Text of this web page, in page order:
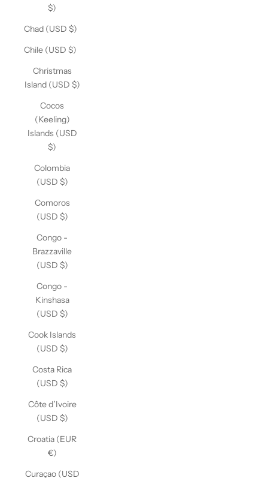
$)
Chad (USD $)
Chile (USD $)
Christmas
Island (USD $)
Cocos
(Keeling)
Islands (USD
$)
Colombia
(USD $)
Comoros
(USD $)
Congo -
Brazzaville
(USD $)
Congo -
Kinshasa
(USD $)
Cook Islands
(USD $)
Costa Rica
(USD $)
Côte d’Ivoire
(USD $)
Croatia (EUR
€)
Curaçao (USD